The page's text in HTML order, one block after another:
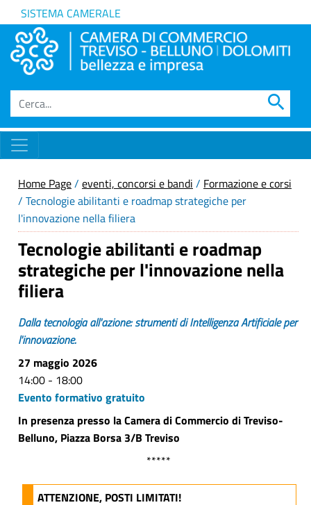
SISTEMA CAMERALE
search
Home Page/ eventi, concorsi e bandi / Formazione e corsi
/ Tecnologie abilitanti e roadmap strategiche per
l'innovazione nella filiera
Tecnologie abilitanti e roadmap
strategiche per l'innovazione nella
filiera
Dalla tecnologia all'azione: strumenti di Intelligenza Artificiale per
l'innovazione.
27 maggio 2026
14:00 - 18:00
Evento formativo gratuito
In presenza presso la Camera di Commercio di Treviso-
Belluno, Piazza Borsa 3/B Treviso
*****
ATTENZIONE, POSTI LIMITATI!